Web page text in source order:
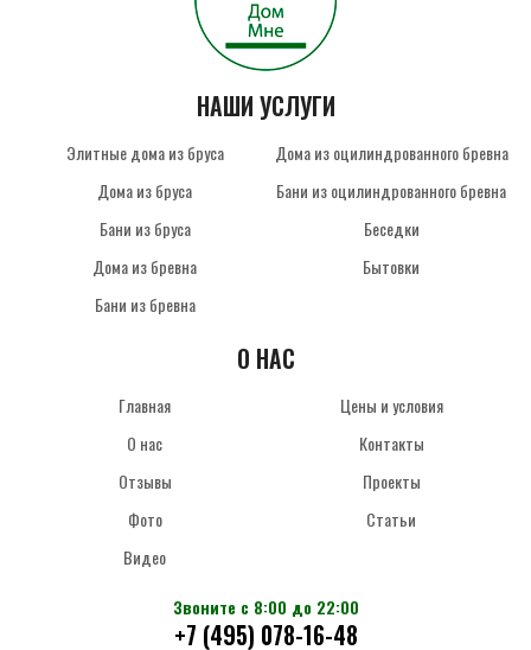
НАШИ УСЛУГИ
Элитные дома из бруса
Дома из бруса
Бани из бруса
Дома из бревна
Бани из бревна
Дома из оцилиндрованного бревна
Бани из оцилиндрованного бревна
Беседки
Бытовки
О НАС
Главная
О нас
Отзывы
Фото
Видео
Цены и условия
Контакты
Проекты
Статьи
Звоните с 8:00 до 22:00
+7 (495) 078-16-48